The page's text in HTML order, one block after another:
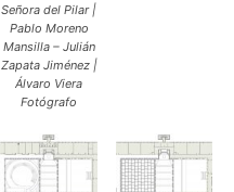
Señora del Pilar |
Pablo Moreno
Mansilla – Julián
Zapata Jiménez |
Álvaro Viera
Fotógrafo